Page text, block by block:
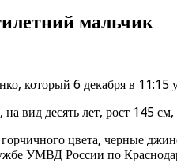
мальчик
который 6 декабря в
вид десять лет, рост 145
цвета, черные
УМВД России по